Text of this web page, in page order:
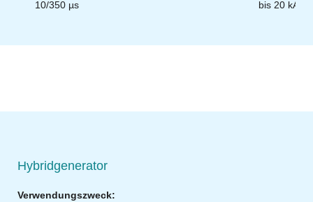
10/350 µs bis 20 kA
Hybridgenerator
Verwendungszweck: